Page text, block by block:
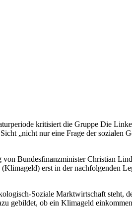
kritisiert die Gruppe Die
„nicht nur eine Frage der sozialen
Bundesfinanzminister Christian
erst in der nachfolgenden
Soziale Marktwirtschaft steht,
gebildet, ob ein Klimageld